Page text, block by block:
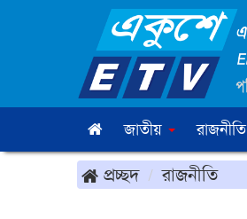
জাতীয় রাজনীতি
প্রচ্ছদ রাজনীতি